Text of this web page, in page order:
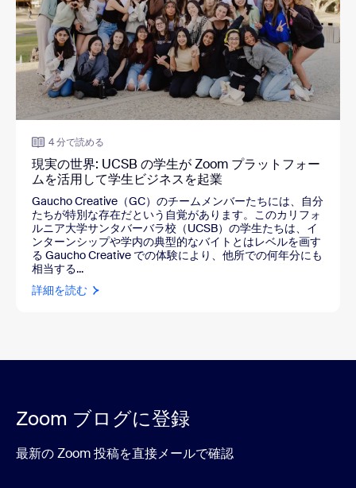
4 分で読める
現実の世界: UCSB の学生が Zoom プラットフォー
ムを活用して学生ビジネスを起業
Gaucho Creative（GC）のチームメンバーたちには、自分
たちが特別な存在だという自覚があります。このカリフォ
ルニア大学サンタバーバラ校（UCSB）の学生たちは、イ
ンターンシップや学内の典型的なバイトとはレベルを画す
る Gaucho Creative での体験により、他所での何年分にも
相当する...
詳細を読む
Zoom ブログに登録
最新の Zoom 投稿を直接メールで確認